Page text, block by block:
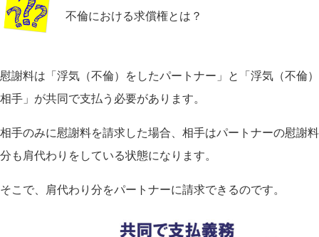
不倫における求償権とは？
慰謝料は「浮気（不倫）をしたパートナー」と「浮気（不倫）
相手」が共同で支払う必要があります。
相手のみに慰謝料を請求した場合、相手はパートナーの慰謝料
分も肩代わりをしている状態になります。
そこで、肩代わり分をパートナーに請求できるのです。